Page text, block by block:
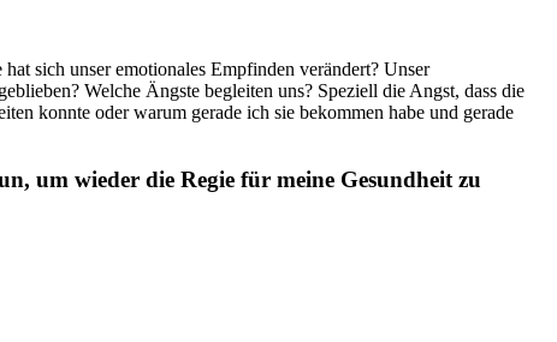
sich unser emotionales Empfinden verändert? Unser
Welche Ängste begleiten uns? Speziell die Angst, dass die
konnte oder warum gerade ich sie bekommen habe und gerade
um wieder die Regie für meine Gesundheit zu